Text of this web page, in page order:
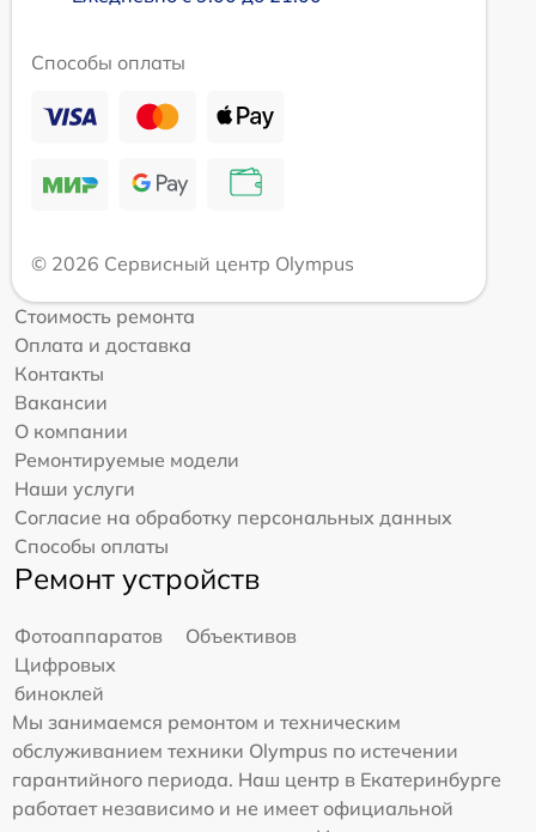
Способы оплаты
© 2026 Сервисный центр Olympus
Стоимость ремонта
Оплата и доставка
Контакты
Вакансии
О компании
Ремонтируемые модели
Наши услуги
Согласие на обработку персональных данных
Способы оплаты
Ремонт устройств
Фотоаппаратов
Объективов
Цифровых
биноклей
Мы занимаемся ремонтом и техническим
обслуживанием техники Olympus по истечении
гарантийного периода. Наш центр в Екатеринбурге
работает независимо и не имеет официальной